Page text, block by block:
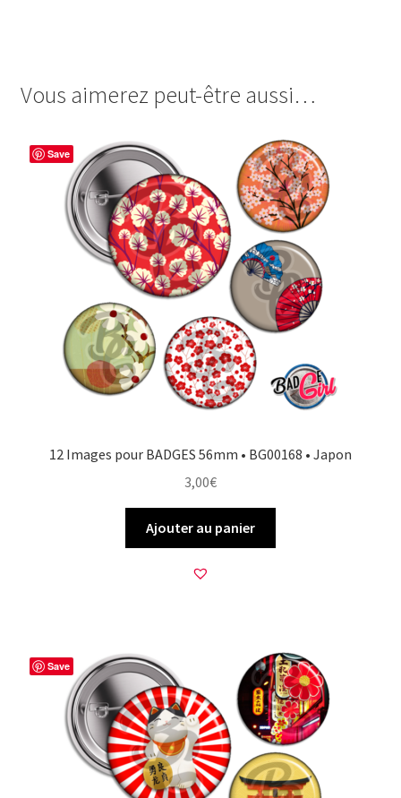
Vous aimerez peut-être aussi…
Save
12 Images pour BADGES 56mm • BG00168 • Japon
3,00€
Ajouter au panier
Save